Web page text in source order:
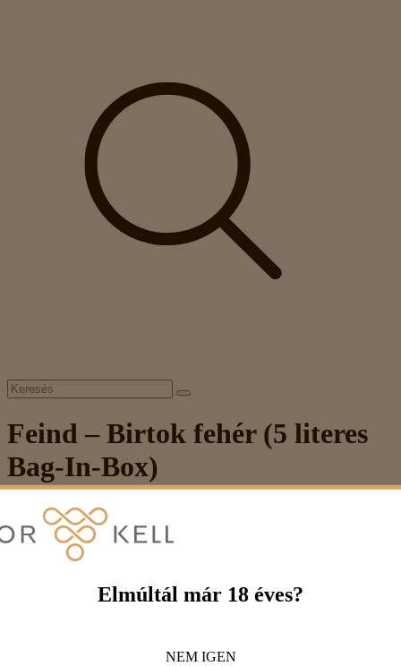
Feind – Birtok fehér (5 literes
Bag-In-Box)
Borok
Alkalomhoz
Bulira
Elmúltál már 18 éves?
NEM IGEN